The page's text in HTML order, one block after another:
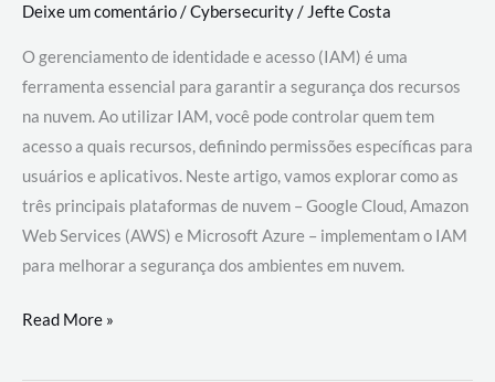
Deixe um comentário/Cybersecurity/ Jefte Costa
O gerenciamento de identidade e acesso (IAM) é uma
ferramenta essencial para garantir a segurança dos recursos
na nuvem. Ao utilizar IAM, você pode controlar quem tem
acesso a quais recursos, definindo permissões específicas para
usuários e aplicativos. Neste artigo, vamos explorar como as
três principais plataformas de nuvem – Google Cloud, Amazon
Web Services (AWS) e Microsoft Azure – implementam o IAM
para melhorar a segurança dos ambientes em nuvem.
Gerenciamento
Read More »